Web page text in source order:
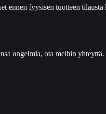
ennen fyysisen tuotteen
ongelmia, ota meihin